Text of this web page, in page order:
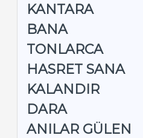
KANTARA
BANA
TONLARCA
HASRET SANA
KALANDIR
DARA
ANILAR GÜLEN